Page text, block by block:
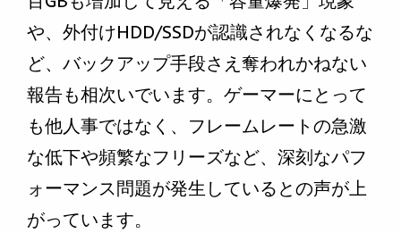
や、外付けHDD/SSDが認識されなくなるな
ど、バックアップ手段さえ奪われかねない
報告も相次いでいます。ゲーマーにとって
も他人事ではなく、フレームレートの急激
な低下や頻繁なフリーズなど、深刻なパフ
ォーマンス問題が発生しているとの声が上
がっています。